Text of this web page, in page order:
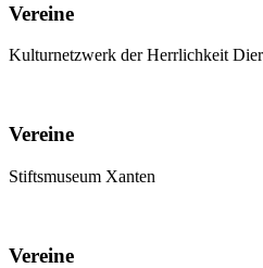
Vereine
Kulturnetzwerk der Herrlichkeit
Vereine
Stiftsmuseum Xanten
Vereine